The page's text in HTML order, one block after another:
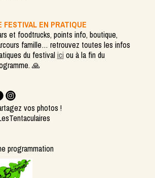
FESTIVAL EN PRATIQUE
et foodtrucks, points info, boutique,
famille… retrouvez toutes les infos
du festivalici ou à la fin du
🙏
vos photos !
programmation